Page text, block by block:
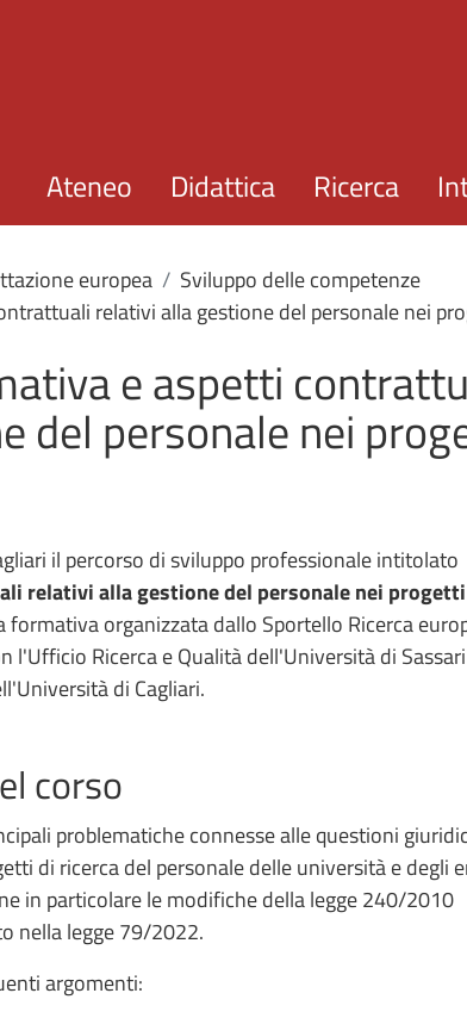
Ateneo Didattica Ricerca
europea
Sviluppo delle competenze
relativi alla gestione del personale nei
e aspetti
del personale nei
il percorso di sviluppo professionale intitolato
relativi alla gestione del personale nei
organizzata dallo Sportello Ricerca
l'Ufficio Ricerca e Qualità dell'Università di
di Cagliari.
corso
problematiche connesse alle questioni
di ricerca del personale delle università e degli
in particolare le modifiche della legge 240/2010
nella legge 79/2022.
argomenti: